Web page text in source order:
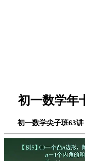
初一数学年
初一数学尖子班63